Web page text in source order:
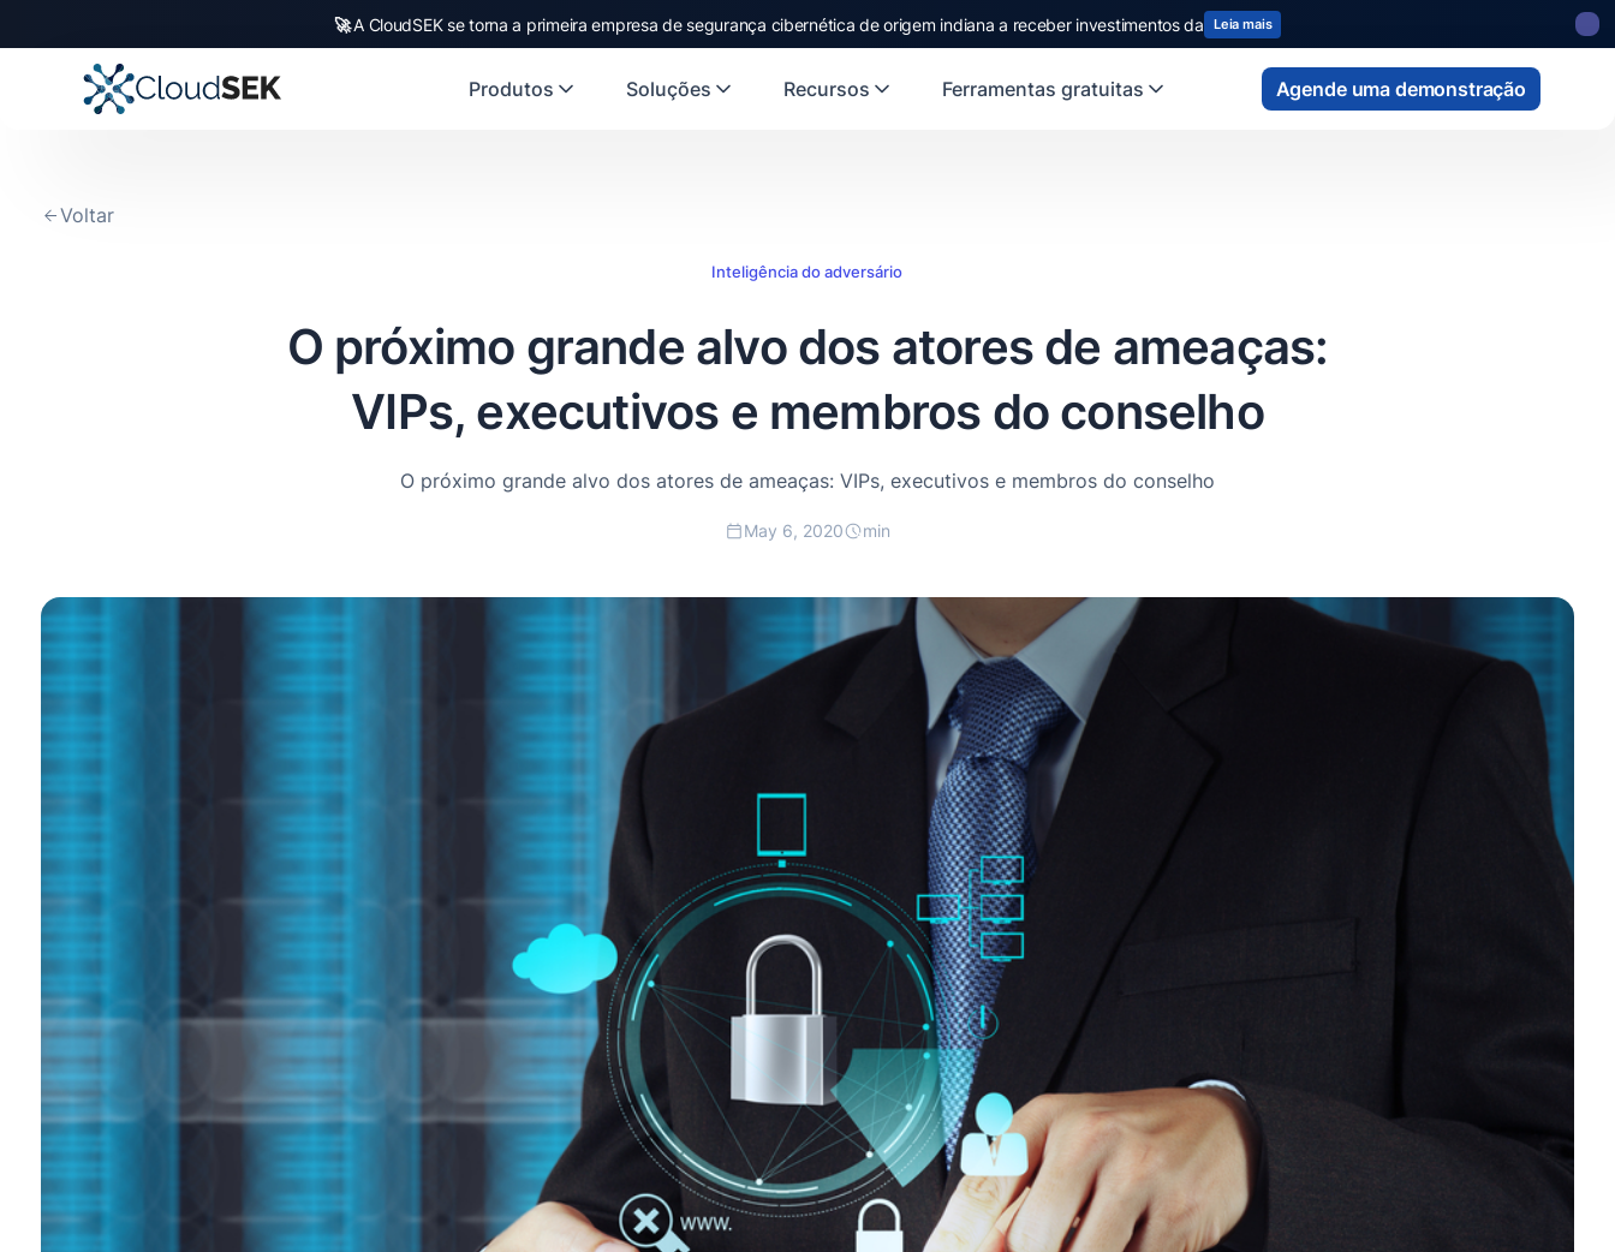
🚀CloudSEK becomes first Indian origin cybersecurity company to receive investment fromUS statefund Read more
Slide 2 of 4.
Produtos
Soluções Recursos Ferramentas gratuitas Agende uma demonstração
Voltar
Inteligência do adversário
O próximo grande alvo dos atores de ameaças:
VIPs, executivos e membros do conselho
O próximo grande alvo dos atores de ameaças: VIPs, executivos e membros do conselho
May 6, 2020 min